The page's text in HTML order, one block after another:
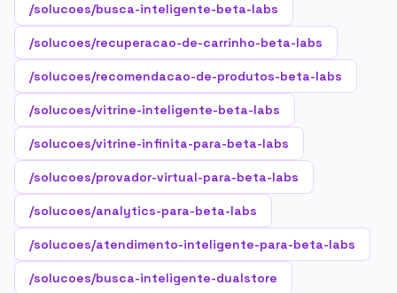
/solucoes/busca-inteligente-beta-labs
/solucoes/recuperacao-de-carrinho-beta-labs
/solucoes/recomendacao-de-produtos-beta-labs
/solucoes/vitrine-inteligente-beta-labs
/solucoes/vitrine-infinita-para-beta-labs
/solucoes/provador-virtual-para-beta-labs
/solucoes/analytics-para-beta-labs
/solucoes/atendimento-inteligente-para-beta-labs
/solucoes/busca-inteligente-dualstore